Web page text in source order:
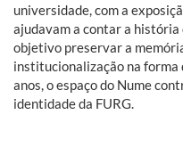
universidade, com a
ajudavam a contar a
objetivo preservar a
institucionalização na forma
anos, o espaço do Nume
identidade da FURG.